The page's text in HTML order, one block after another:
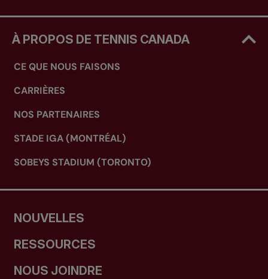
À PROPOS DE TENNIS CANADA
CE QUE NOUS FAISONS
CARRIÈRES
NOS PARTENAIRES
STADE IGA (MONTRÉAL)
SOBEYS STADIUM (TORONTO)
NOUVELLES
RESSOURCES
NOUS JOINDRE